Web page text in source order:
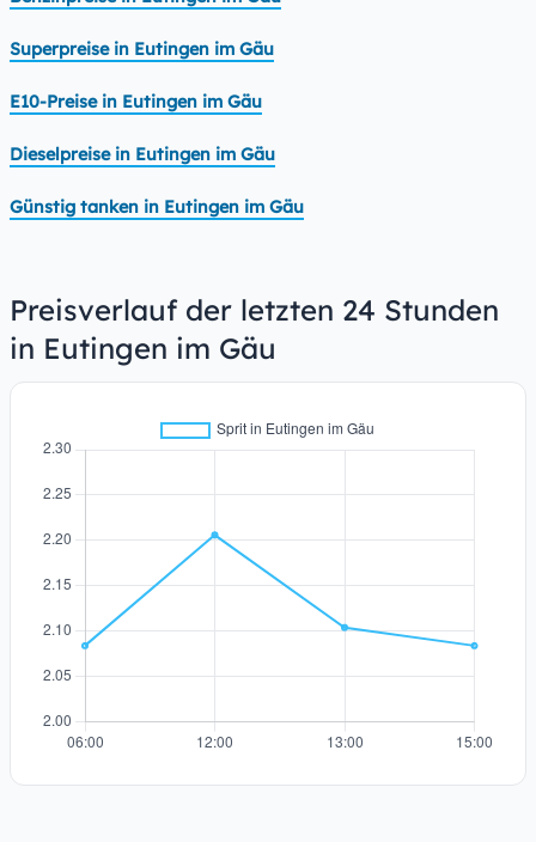
Superpreise in Eutingen im Gäu
E10-Preise in Eutingen im Gäu
Dieselpreise in Eutingen im Gäu
Günstig tanken in Eutingen im Gäu
Preisverlauf der letzten 24 Stunden
in Eutingen im Gäu